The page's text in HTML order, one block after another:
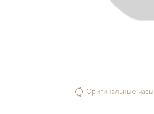
Оригинальные часы